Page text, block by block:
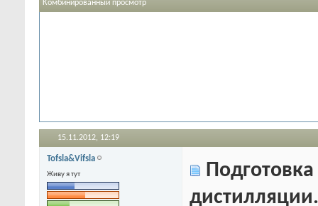
Комбинированный просмотр
15.11.2012, 12:19
Tofsla&Vifsla
Живу я тут
дистилляции.